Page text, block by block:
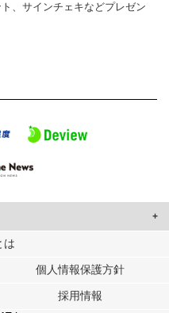
、サインチェキなどプレゼン
ーに合わせたコンテンツや広告の
ナーに提供しています。
ートナーに提供した他の情報や、
は
個人情報保護方針
採用情報